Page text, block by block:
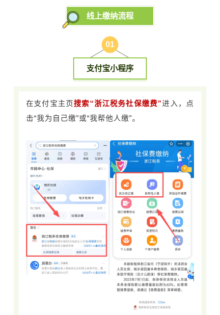
线上缴纳流程
01
支付宝小程序
在支付宝主页搜索“浙江税务社保缴费”进入，点
击“我为自己缴”或“我帮他人缴”。